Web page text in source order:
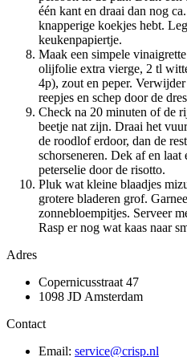
één kant en draai dan nog
knapperige koekjes hebt.
keukenpapiertje.
Maak een simpele
olijfolie extra vierge, 2 tl
4p), zout en peper.
reepjes en schep door de
Check na 20 minuten of de
beetje nat zijn. Draai het
de roodlof erdoor, dan de
schorseneren. Dek af en laat
peterselie door de risotto.
Pluk wat kleine blaadjes
grotere bladeren grof.
zonnebloempitjes. Serveer
Rasp er nog wat kaas naar
Adres
Copernicusstraat 47
1098 JD Amsterdam
Contact
Email: service@crisp.nl